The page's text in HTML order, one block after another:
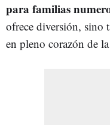
para familias
ofrece diversión, sino
en pleno corazón de